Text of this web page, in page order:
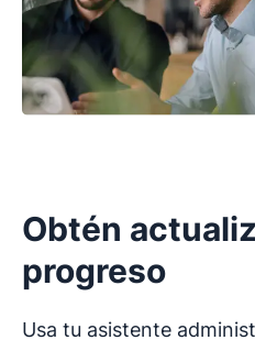
Obtén
progreso
Usa tu asistente